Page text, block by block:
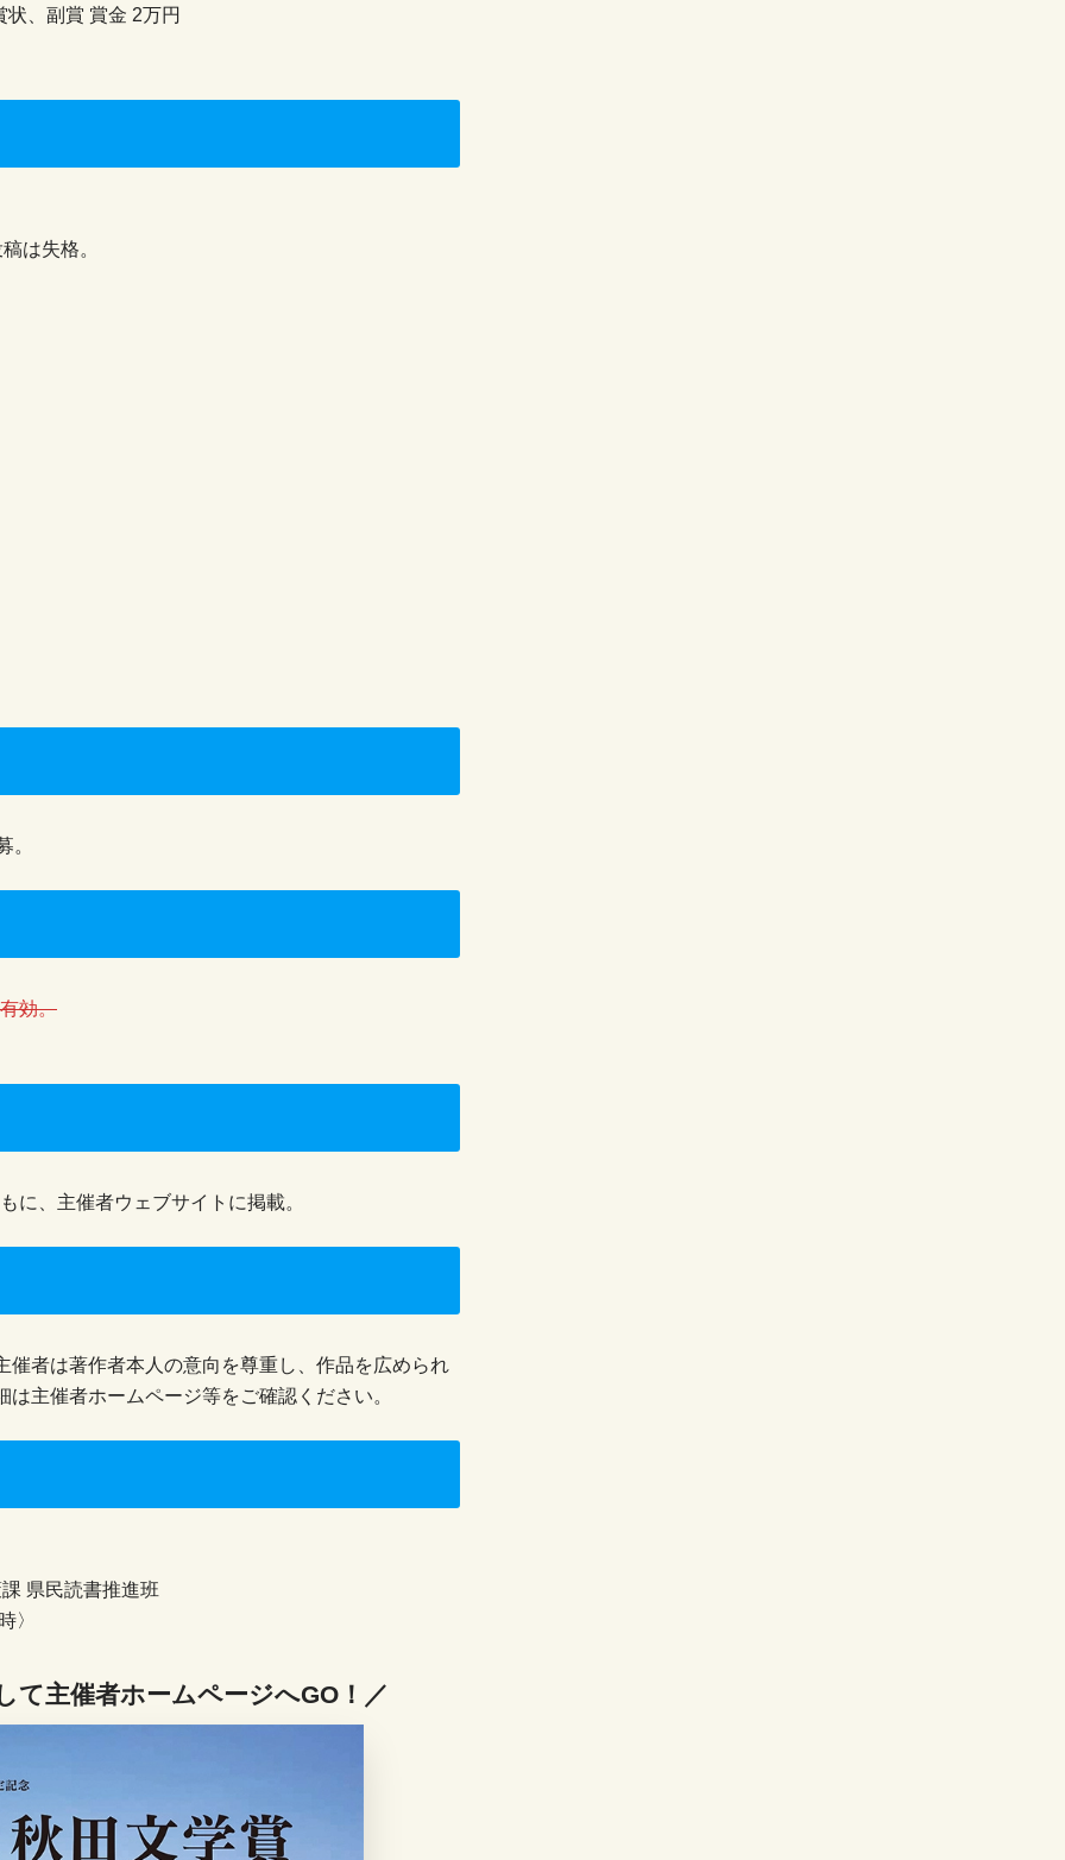
、副賞 賞金 2万円
は失格。
。
効。
、主催者ウェブサイトに掲載。
者は著作者本人の意向を尊重し、作品を広められ
主催者ホームページ等をご確認ください。
県民読書推進班
〉
て主催者ホームページへGO！／